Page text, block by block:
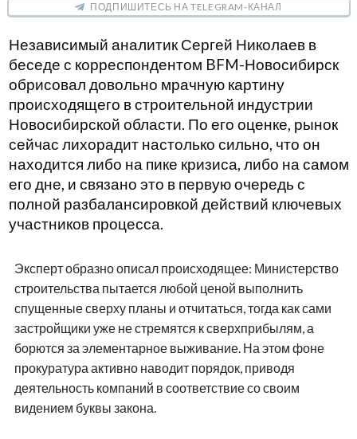
ПОДПИШИТЕСЬ НА TELEGRAM-КАНАЛ
Независимый аналитик Сергей Николаев в
беседе с корреспондентом BFM-Новосибирск
обрисовал довольно мрачную картину
происходящего в строительной индустрии
Новосибирской области. По его оценке, рынок
сейчас лихорадит настолько сильно, что он
находится либо на пике кризиса, либо на самом
его дне, и связано это в первую очередь с
полной разбалансировкой действий ключевых
участников процесса.
Эксперт образно описал происходящее: Министерство
строительства пытается любой ценой выполнить
спущенные сверху планы и отчитаться, тогда как сами
застройщики уже не стремятся к сверхприбылям, а
борются за элементарное выживание. На этом фоне
прокуратура активно наводит порядок, приводя
деятельность компаний в соответствие со своим
видением буквы закона.